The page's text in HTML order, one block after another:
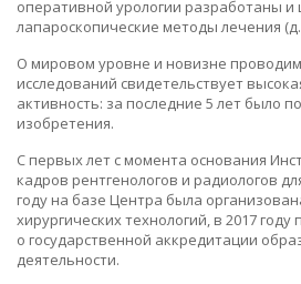
оперативной урологии разработаны и
лапароскопические методы лечения
О мировом уровне и новизне
исследований свидетельствует
активность: за последние 5 лет было
изобретения.
С первых лет с момента основания
кадров рентгенологов и радиологов
году на базе Центра была
хирургических технологий, в 2017
о государственной аккредитации
деятельности.